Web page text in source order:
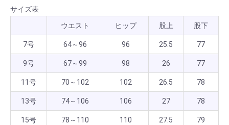
サイズ表
ウエスト
ヒップ 股上 股下
7号 64～96 96 25.5 77
9号 67～99 98 26 77
11号 70～102 102 26.5 78
13号 74～106 106 27 78
15号 78～110 110 27.5 79